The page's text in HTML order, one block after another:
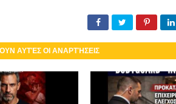
ΑΥΤΈΣ ΟΙ ΑΝΑΡΤΉΣΕΙΣ